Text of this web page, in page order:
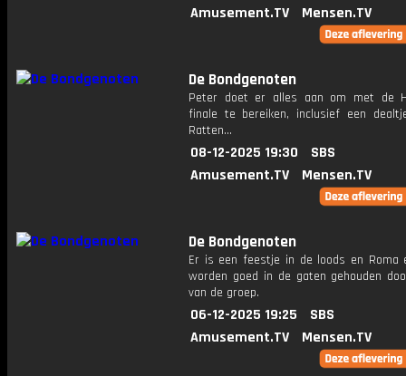
Amusement.TV
Mensen.TV
De Bondgenoten
Peter doet er alles aan om met de
finale te bereiken, inclusief een
Ratten...
08-12-2025 19:30
SBS
Amusement.TV
Mensen.TV
De Bondgenoten
Er is een feestje in de loods en Roma
worden goed in de gaten gehouden
van de groep.
06-12-2025 19:25
SBS
Amusement.TV
Mensen.TV